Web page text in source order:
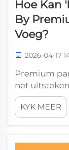
Hoe Kan
By
Voeg?
2026-04-17
Premium
net
kritieke
par...
KYK MEER